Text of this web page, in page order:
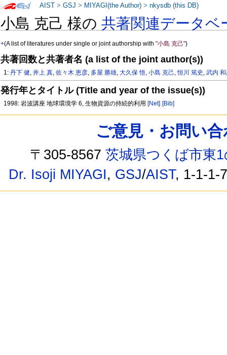
小島 克己 様の共著関連データベ
+(A list of literatures under single or joint authorship with"小島 克己")
共著回数と共著者名 (a list of the joint author(s))
1:丹下 健,井上 真,佐々木 恵彦, 多屋 勝雄,大久保 悟,小島 克己,恒川 篤史 ,武内
発行年とタイトル (Title and year of the issue(s))
1998: 岩波講座 地球環境学 6, 生物資源の持続的利用 [Net] [Bib]
AIST >GSJ > MIYAGI(the Author) >nkysdb (this DB)
ご意見・お問い
〒305-8567茨城県つくば市東
Dr. Isoji MIYAGI, GSJ/AIST, 1-1-1-